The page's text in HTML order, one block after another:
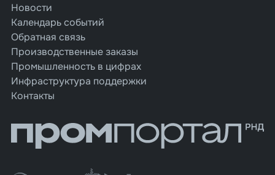
Новости
Календарь событий
Обратная связь
Производственные заказы
Промышленность в цифрах
Инфраструктура поддержки
Контакты